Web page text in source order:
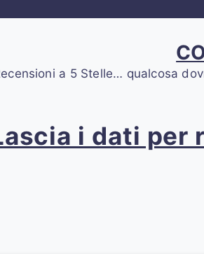
a 5 Stelle… qualcosa
i dati per